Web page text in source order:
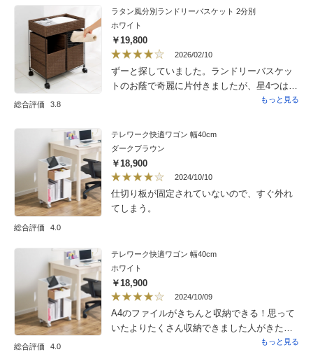
枚ある仕切り板の加工が甘かったです。１枚
は本体に薄く刻まれている溝にはめこんで立
てて使えるのですが、もう１枚は溝と仕切り
板のはめ込みが少しだけ大きさに差があり、
ちょっと移動させると倒れてきてしまいま
す。書類や本をたくさん詰め込んでおけば気
にならないのですが、どうかと思いました。
いてから思いました。少しだけおきたい場所
の大きさに合わず、ゴミ箱をセットする開口
部を開けなくなっています。（ゴミ箱使用に
それほど思い入れはなかったのでそのまま
使っていますが、デッドスペースになってい
るのは悔やまれます）
総合評価 3.8
ラタン風分別ランドリーバスケット 2分別
ホワイト
￥19,800
2026/02/10
ずーと探していました。ランドリーバスケッ
トのお蔭で奇麗に片付きましたが、星4つは本
当は3分別が欲しかったので、3分別でしたら
もっと見る
総合評価 4.0
テレワーク快適ワゴン 幅40cm
ダークブラウン
￥18,900
2024/10/10
仕切り板が固定されていないので、すぐ外れ
てしまう。
総合評価 4.0
テレワーク快適ワゴン 幅40cm
ホワイト
￥18,900
2024/10/09
A4のファイルがきちんと収納できる！思って
いたよりたくさん収納できました人がきた時
はくるっと回せばスッキリみえます。ストッ
もっと見る